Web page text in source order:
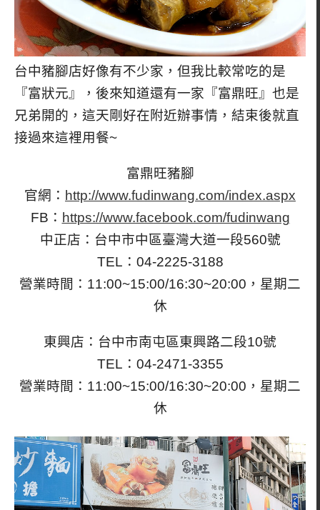
台中豬腳店好像有不少家，但我比較常吃的是
『富狀元』，後來知道還有一家『富鼎旺』也是
兄弟開的，這天剛好在附近辦事情，結束後就直
接過來這裡用餐~
富鼎旺豬腳
官網： http://www.fudinwang.com/index.aspx
FB： https://www.facebook.com/fudinwang
中正店：台中市中區臺灣大道一段560號
TEL：04-2225-3188
營業時間：11:00~15:00/16:30~20:00，星期二
休
東興店：台中市南屯區東興路二段10號
TEL：04-2471-3355
營業時間：11:00~15:00/16:30~20:00，星期二
休